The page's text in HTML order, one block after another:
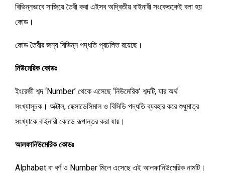
বিভিন্নভাবে সাজিয়ে তৈরী করা এইসব অদ্বিতীয় বাইনারী সংকেতকেই বলা হয়
কোড।
কোড তৈরীর জন্য বিভিন্ন পদ্ধতি প্রচলিত রয়েছে।
নিউমেরিক কোডঃ
ইংরেজী শব্দ ‘Number’ থেকে এসেছে ‘নিউমেরিক’ শব্দটি, যার অর্থ
সংখ্যাসূচক। অক্টাল, হেক্সাডেসিমাল ও বিসিডি পদ্ধতি ব্যবহার করে শুধুমাত্র
সংখ্যাকে বাইনারী কোডে রূপান্তর করা যায়।
আলফানিউমেরিক কোডঃ
Alphabet বা বর্ণ ও Number মিলে এসেছে এই আলফানিউমেরিক নামটি।